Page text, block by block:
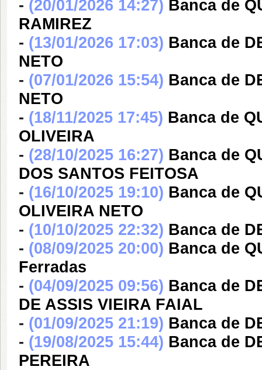
- (20/01/2026 14:27) Banca de
RAMIREZ
- (13/01/2026 17:03) Banca de
NETO
- (07/01/2026 15:54) Banca de
NETO
- (18/11/2025 17:45) Banca de
OLIVEIRA
- (28/10/2025 16:27) Banca de
DOS SANTOS FEITOSA
- (16/10/2025 19:10) Banca de
OLIVEIRA NETO
- (10/10/2025 22:32) Banca de
- (08/09/2025 20:00) Banca de
Ferradas
- (04/09/2025 09:56) Banca de
DE ASSIS VIEIRA FAIAL
- (01/09/2025 21:19) Banca de
- (19/08/2025 15:44) Banca de
PEREIRA